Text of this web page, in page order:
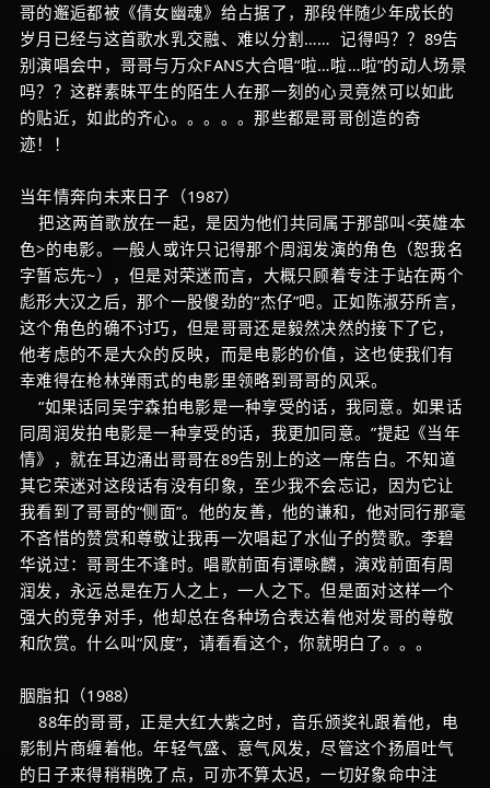
哥的邂逅都被《倩女幽魂》给占据了，那段伴随少年成长的
岁月已经与这首歌水乳交融、难以分割…… 记得吗？？89告
别演唱会中，哥哥与万众FANS大合唱“啦…啦…啦”的动人场景
吗？？这群素昧平生的陌生人在那一刻的心灵竟然可以如此
的贴近，如此的齐心。。。。。那些都是哥哥创造的奇
迹！！
当年情奔向未来日子（1987）
把这两首歌放在一起，是因为他们共同属于那部叫<英雄本
色>的电影。一般人或许只记得那个周润发演的角色（恕我名
字暂忘先~），但是对荣迷而言，大概只顾着专注于站在两个
彪形大汉之后，那个一股傻劲的“杰仔”吧。正如陈淑芬所言，
这个角色的确不讨巧，但是哥哥还是毅然决然的接下了它，
他考虑的不是大众的反映，而是电影的价值，这也使我们有
幸难得在枪林弹雨式的电影里领略到哥哥的风采。
“如果话同吴宇森拍电影是一种享受的话，我同意。如果话
同周润发拍电影是一种享受的话，我更加同意。”提起《当年
情》，就在耳边涌出哥哥在89告别上的这一席告白。不知道
其它荣迷对这段话有没有印象，至少我不会忘记，因为它让
我看到了哥哥的“侧面”。他的友善，他的谦和，他对同行那毫
不吝惜的赞赏和尊敬让我再一次唱起了水仙子的赞歌。李碧
华说过：哥哥生不逢时。唱歌前面有谭咏麟，演戏前面有周
润发，永远总是在万人之上，一人之下。但是面对这样一个
强大的竞争对手，他却总在各种场合表达着他对发哥的尊敬
和欣赏。什么叫“风度”，请看看这个，你就明白了。。。
胭脂扣（1988）
88年的哥哥，正是大红大紫之时，音乐颁奖礼跟着他，电
影制片商缠着他。年轻气盛、意气风发，尽管这个扬眉吐气
的日子来得稍稍晚了点，可亦不算太迟，一切好象命中注